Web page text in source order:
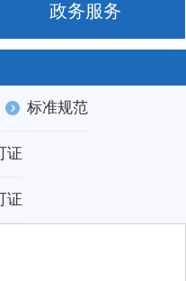
政务服务
标准规范
证
证